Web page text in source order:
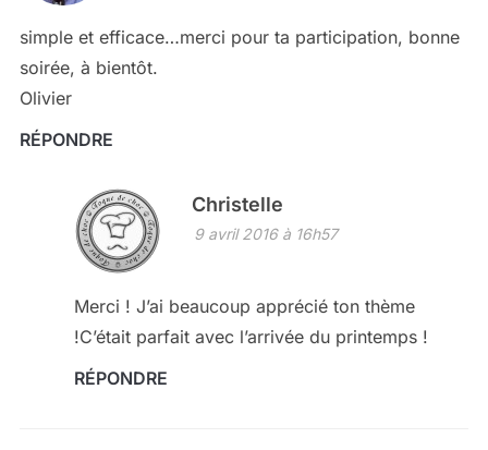
simple et efficace…merci pour ta participation, bonne
soirée, à bientôt.
Olivier
RÉPONDRE
Christelle
9 avril 2016 à 16h57
Merci ! J’ai beaucoup apprécié ton thème
!C’était parfait avec l’arrivée du printemps !
RÉPONDRE